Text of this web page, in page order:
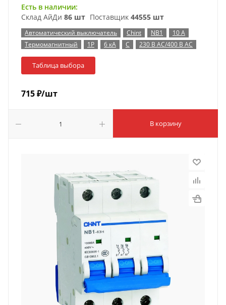
Есть в наличии:
Склад АйДи 86 шт Поставщик 44555 шт
Автоматический выключатель Chint NB1
10 А
Термомагнитный
1P 6 кА C 230 В AC/400 В AC
Таблица выбора
715₽/шт
В корзину